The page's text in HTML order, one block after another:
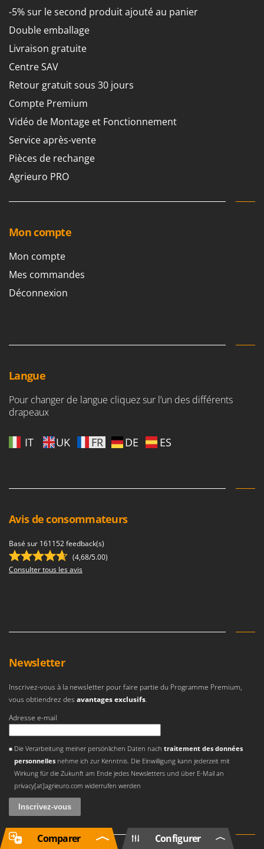
-5% sur le second produit ajouté au panier
Double emballage
Livraison gratuite
Centre SAV
Retour gratuit sous 30 jours
Compte Premium
Vidéo de Montage et Fonctionnement
Service après-vente
Pièces de rechange
Agrieuro PRO
Mon compte
Mon compte
Mes commandes
Déconnexion
Langue
Pour changer de langue cliquez sur l’un des différents
drapeaux
IT UK FR DE ES
Avis de consommateurs
Basé sur 161152 feedback(s)
(4,68/5.00)
Consulter tous les avis
Newsletter
Inscrivez-vous à la newsletter pour faire partie du Programme Premium,
vous obtiendrez des avantages exclusifs.
Adresse e-mail
Die Verarbeitung meiner persönlichen Daten nach traitement des données
personnellesnehme ich zur Kenntnis. Die Einwilligung kann jederzeit mit
Wirkung für die Zukunft am Ende jedes Newsletters und über E-Mail an
privacy[at]agrieuro.com widerrufen werden
Configurer
Comparer